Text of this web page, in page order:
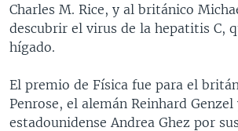
Charles M. Rice, y al británico
descubrir el virus de la hepatitis C,
hígado.
El premio de Física fue para el
Penrose, el alemán Reinhard Genzel
estadounidense Andrea Ghez por